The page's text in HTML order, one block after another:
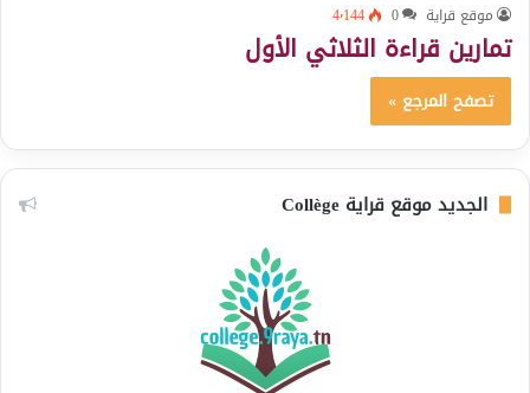
موقع قراية 0 4٬144
تمارين قراءة الثلاثي الأول
تصفح المرجع »
الجديد موقع قراية Collège